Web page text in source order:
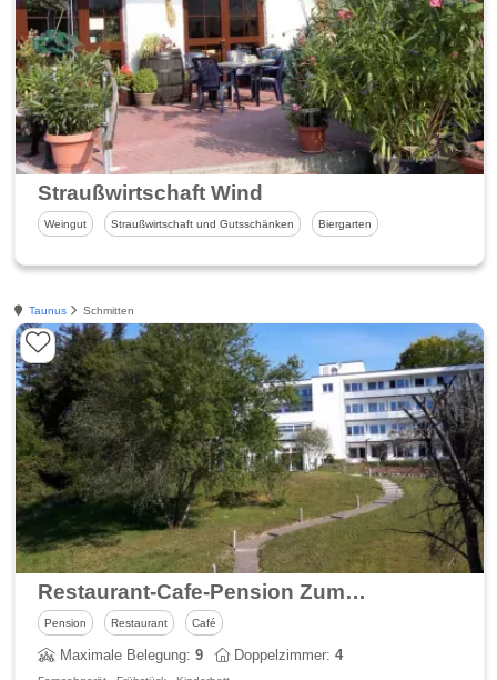
Straußwirtschaft Wind
Weingut Straußwirtschaft und Gutsschänken Biergarten
Taunus Schmitten
Restaurant-Cafe-Pension Zum Feldbergblick
Pension Restaurant Café
Maximale Belegung:9 Doppelzimmer:4